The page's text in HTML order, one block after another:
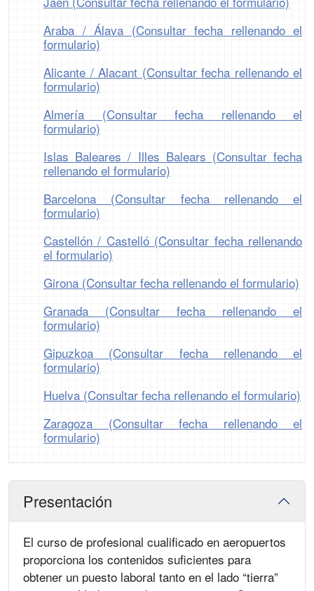
Araba / Álava (Consultar fecha rellenando el
formulario)
Alicante / Alacant (Consultar fecha rellenando el
formulario)
Almería (Consultar fecha rellenando el
formulario)
Islas Baleares / Illes Balears (Consultar fecha
rellenando el formulario)
Barcelona (Consultar fecha rellenando el
formulario)
Castellón / Castelló (Consultar fecha rellenando
el formulario)
Girona (Consultar fecha rellenando el formulario)
Granada (Consultar fecha rellenando el
formulario)
Gipuzkoa (Consultar fecha rellenando el
formulario)
Huelva (Consultar fecha rellenando el formulario)
Zaragoza (Consultar fecha rellenando el
formulario)
Presentación
El curso de profesional cualificado en aeropuertos
proporciona los contenidos suficientes para
obtener un puesto laboral tanto en el lado “tierra”